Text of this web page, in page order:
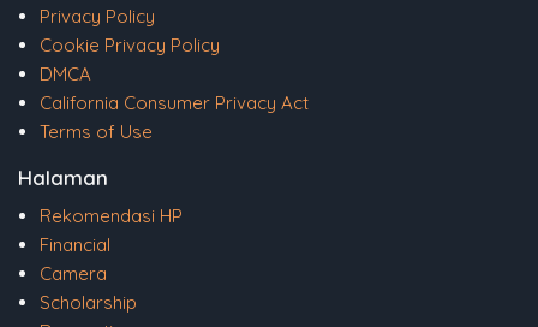
Privacy Policy
Cookie Privacy Policy
DMCA
California Consumer Privacy Act
Terms of Use
Halaman
Rekomendasi HP
Financial
Camera
Scholarship